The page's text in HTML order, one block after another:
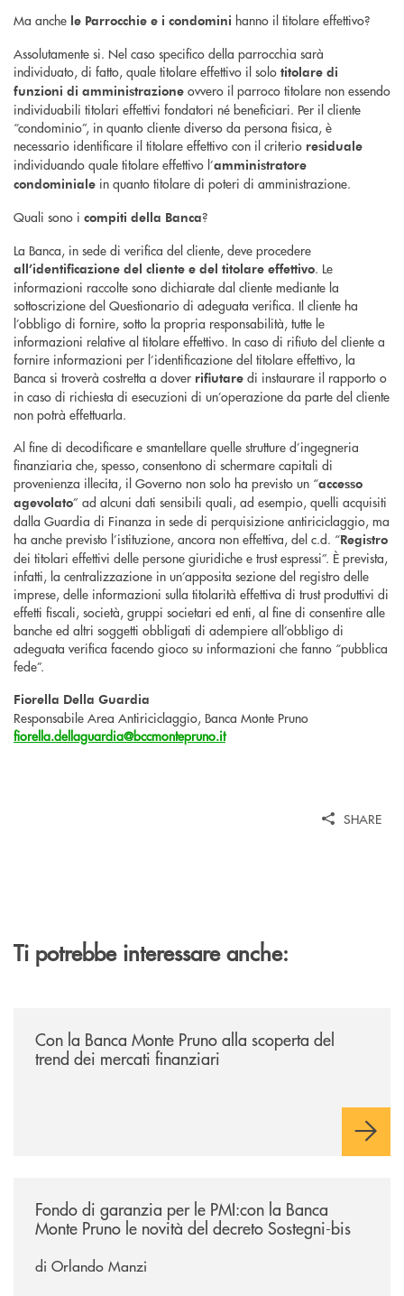
Ma anche le Parrocchie e i condomini hanno il titolare effettivo?
Assolutamente si. Nel caso specifico della parrocchia sarà
individuato, di fatto, quale titolare effettivo il solo titolare di
funzioni di amministrazione ovvero il parroco titolare non essendo
individuabili titolari effettivi fondatori né beneficiari. Per il cliente
“condominio”, in quanto cliente diverso da persona fisica, è
necessario identificare il titolare effettivo con il criterio residuale
individuando quale titolare effettivo l’amministratore
condominiale in quanto titolare di poteri di amministrazione.
Quali sono i compiti della Banca?
La Banca, in sede di verifica del cliente, deve procedere
all’identificazione del cliente e del titolare effettivo. Le
informazioni raccolte sono dichiarate dal cliente mediante la
sottoscrizione del Questionario di adeguata verifica. Il cliente ha
l’obbligo di fornire, sotto la propria responsabilità, tutte le
informazioni relative al titolare effettivo. In caso di rifiuto del cliente a
fornire informazioni per l’identificazione del titolare effettivo, la
Banca si troverà costretta a dover rifiutare di instaurare il rapporto o
in caso di richiesta di esecuzioni di un’operazione da parte del cliente
non potrà effettuarla.
Al fine di decodificare e smantellare quelle strutture d’ingegneria
finanziaria che, spesso, consentono di schermare capitali di
provenienza illecita, il Governo non solo ha previsto un “accesso
agevolato” ad alcuni dati sensibili quali, ad esempio, quelli acquisiti
dalla Guardia di Finanza in sede di perquisizione antiriciclaggio, ma
ha anche previsto l’istituzione, ancora non effettiva, del c.d. “Registro
dei titolari effettivi delle persone giuridiche e trust espressi”. È prevista,
infatti, la centralizzazione in un’apposita sezione del registro delle
imprese, delle informazioni sulla titolarità effettiva di trust produttivi di
effetti fiscali, società, gruppi societari ed enti, al fine di consentire alle
banche ed altri soggetti obbligati di adempiere all’obbligo di
adeguata verifica facendo gioco su informazioni che fanno “pubblica
fede”.
Fiorella Della Guardia
Responsabile Area Antiriciclaggio, Banca Monte Pruno
fiorella.dellaguardia@bccmontepruno.it
SHARE
Ti potrebbe interessare anche:
Con la Banca Monte Pruno alla scoperta del
trend dei mercati finanziari
Fondo di garanzia per le PMI:con la Banca
Monte Pruno le novità del decreto Sostegni-bis
di Orlando Manzi